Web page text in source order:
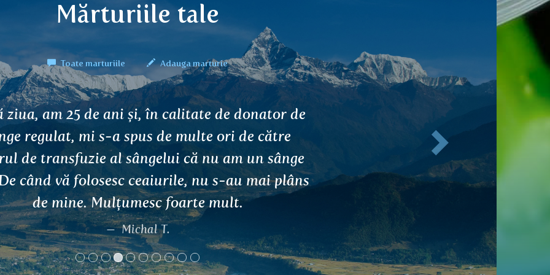
Mărturiile tale
Toate marturiile Adauga marturie
ziua, acum folosesc ceaiul pentru memorie
și ceaiul pentru ficat Kalamegha și sunt
mulțumit de ei. Combinația de plante din
dvs. este o plăcere și pentru suflet. Mulțumesc.
Ing. Zdeněk Klouček, Žatec
Următorul